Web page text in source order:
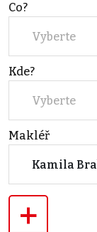
Co?
Vyberte
Kde?
Vyberte
Makléř
+